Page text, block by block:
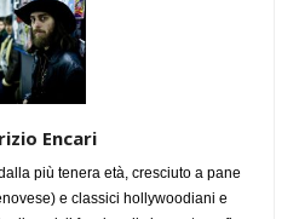
Encari
più tenera età, cresciuto a pane
e classici hollywoodiani e